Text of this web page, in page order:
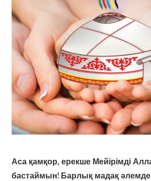
Аса қамқор, ерекше Мейірімді
бастаймын! Барлық мадақ